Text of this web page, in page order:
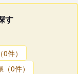
す
件）
0件）